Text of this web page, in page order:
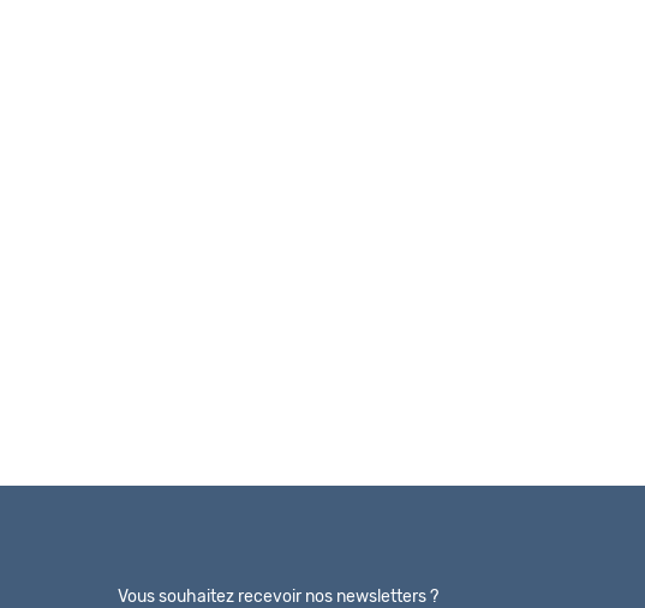
Vous souhaitez recevoir nos newsletters ?